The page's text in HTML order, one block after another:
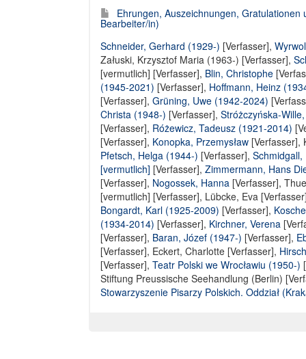
Ehrungen, Auszeichnungen,
Bearbeiter/in)
Schneider, Gerhard (1929-) [Verfasser],
Załuski, Krzysztof Maria (1963-) [Verfasser],
[vermutlich] [Verfasser], Blin, Christophe
(1945-2021) [Verfasser], Hoffmann, Heinz
[Verfasser], Grüning, Uwe (1942-2024)
Christa (1948-) [Verfasser], Stróżczyńska-
[Verfasser], Różewicz, Tadeusz (1921-2014)
[Verfasser], Konopka, Przemysław [Verfasser],
Pfetsch, Helga (1944-) [Verfasser],
[vermutlich] [Verfasser], Zimmermann, Hans
[Verfasser], Nogossek, Hanna [Verfasser],
[vermutlich] [Verfasser], Lübcke, Eva
Bongardt, Karl (1925-2009) [Verfasser],
(1934-2014) [Verfasser], Kirchner, Verena
[Verfasser], Baran, Józef (1947-) [Verfasser],
[Verfasser], Eckert, Charlotte [Verfasser],
[Verfasser], Teatr Polski we Wrocławiu (1950-)
Stiftung Preussische Seehandlung (Berlin)
Stowarzyszenie Pisarzy Polskich. Oddział